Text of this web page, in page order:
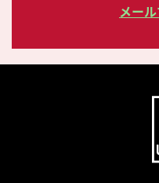
メー